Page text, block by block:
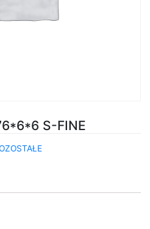
S-FINE